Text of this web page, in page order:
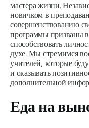
мастера жизни.
новичком в
совершенствованию
программы призваны
способствовать
духе. Мы стремимся
учителей, которые
и оказывать
дополнительной
Еда на